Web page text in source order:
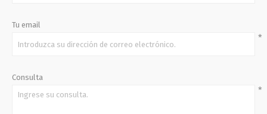
Tu email
*
Consulta
*